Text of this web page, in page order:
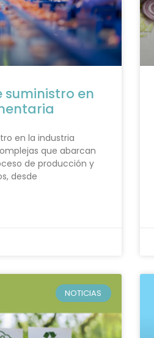
suministro en
en la industria
que abarcan
de producción y
desde
NOTICIAS